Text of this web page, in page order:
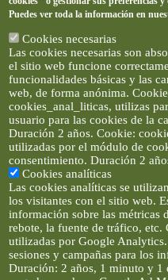
Puedes ver toda la información en
Cookies necesarias
Las cookies necesarias son
el sitio web funcione
funcionalidades básicas y las
web, de forma anónima.
cookies_anal_liticas, utilizas
usuario para las cookies de la
Duración 2 años. Cookie:
utilizadas por el módulo de
consentimiento. Duración 2
Cookies analíticas
Las cookies analíticas se
los visitantes con el sitio web.
información sobre las métricas
rebote, la fuente de tráfico,
utilizadas por Google
sesiones y campañas para los
Duración: 2 años, 1 minuto y 1